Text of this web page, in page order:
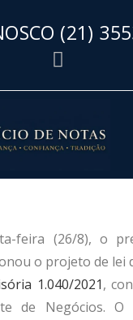
(21)
feira (26/8), o
o projeto de lei
1.040/2021,
de Negócios. O